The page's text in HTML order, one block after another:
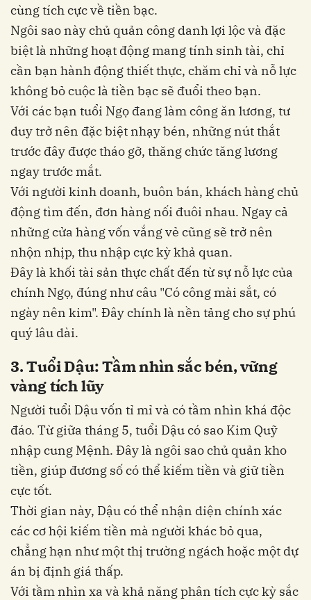
cùng tích cực về tiền bạc.
Ngôi sao này chủ quản công danh lợi lộc và đặc
biệt là những hoạt động mang tính sinh tài, chỉ
cần bạn hành động thiết thực, chăm chỉ và nỗ lực
không bỏ cuộc là tiền bạc sẽ đuổi theo bạn.
Với các bạn tuổi Ngọ đang làm công ăn lương, tư
duy trở nên đặc biệt nhạy bén, những nút thắt
trước đây được tháo gỡ, thăng chức tăng lương
ngay trước mắt.
Với người kinh doanh, buôn bán, khách hàng chủ
động tìm đến, đơn hàng nối đuôi nhau. Ngay cả
những cửa hàng vốn vắng vẻ cũng sẽ trở nên
nhộn nhịp, thu nhập cực kỳ khả quan.
Đây là khối tài sản thực chất đến từ sự nỗ lực của
chính Ngọ, đúng như câu "Có công mài sắt, có
ngày nên kim". Đây chính là nền tảng cho sự phú
quý lâu dài.
3. Tuổi Dậu: Tầm nhìn sắc bén, vững
vàng tích lũy
Người tuổi Dậu vốn tỉ mỉ và có tầm nhìn khá độc
đáo. Từ giữa tháng 5, tuổi Dậu có sao Kim Quỹ
nhập cung Mệnh. Đây là ngôi sao chủ quản kho
tiền, giúp đương số có thể kiếm tiền và giữ tiền
cực tốt.
Thời gian này, Dậu có thể nhận diện chính xác
các cơ hội kiếm tiền mà người khác bỏ qua,
chẳng hạn như một thị trường ngách hoặc một dự
án bị định giá thấp.
Với tầm nhìn xa và khả năng phân tích cực kỳ sắc